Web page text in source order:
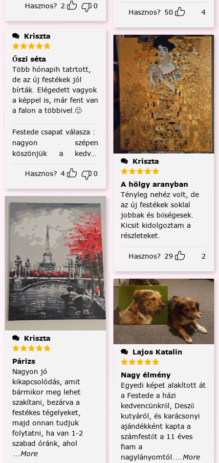
Hasznos? 2 0
Kriszta
Őszi séta
Több hónapih tatrtott,
de az új festékek jól
bírták. Elégedett vagyok
a képpel is, már fent van
a falon a többivel.🙂
Festede csapat válasza :
nagyon szépen
köszönjük a kedves
visszajelzést! :)
Hasznos? 4 0
Kriszta
Párizs
Nagyon jó
kikapcsolódás, amit
bármikor meg lehet
szakítani, bezárva a
festékes tégelyeket,
majd onnan tudjuk
folytatni, ha van 1-2
szabad óránk, ahol
...More
Hasznos? 50 4
Kriszta
A hölgy aranyban
Tényleg nehéz volt, de
az új festékek soklal
jobbak és bőségesek.
Kicsit kidolgoztam a
részleteket.
Hasznos? 29 2
Lajos Katalin
Nagy élmény
Egyedi képet alakított át
a Festede a házi
kedvencünkről, Desző
kutyáról, és karácsonyi
ajándékként kapta a
számfestőt a 11 éves
fiam a
nagylányomtól. ...More